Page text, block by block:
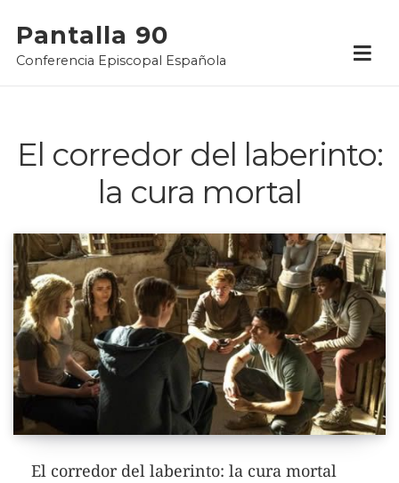
content
Pantalla 90
Conferencia Episcopal Española
El corredor del laberinto:
la cura mortal
El corredor del laberinto: la cura mortal